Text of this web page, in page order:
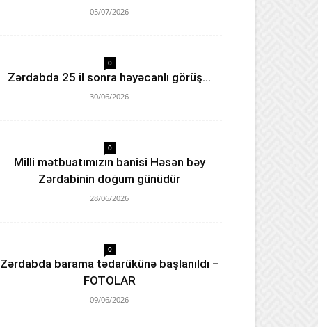
05/07/2026
0
Zərdabda 25 il sonra həyəcanlı görüş…
30/06/2026
0
Milli mətbuatımızın banisi Həsən bəy
Zərdabinin doğum günüdür
28/06/2026
0
Zərdabda barama tədarükünə başlanıldı –
FOTOLAR
09/06/2026